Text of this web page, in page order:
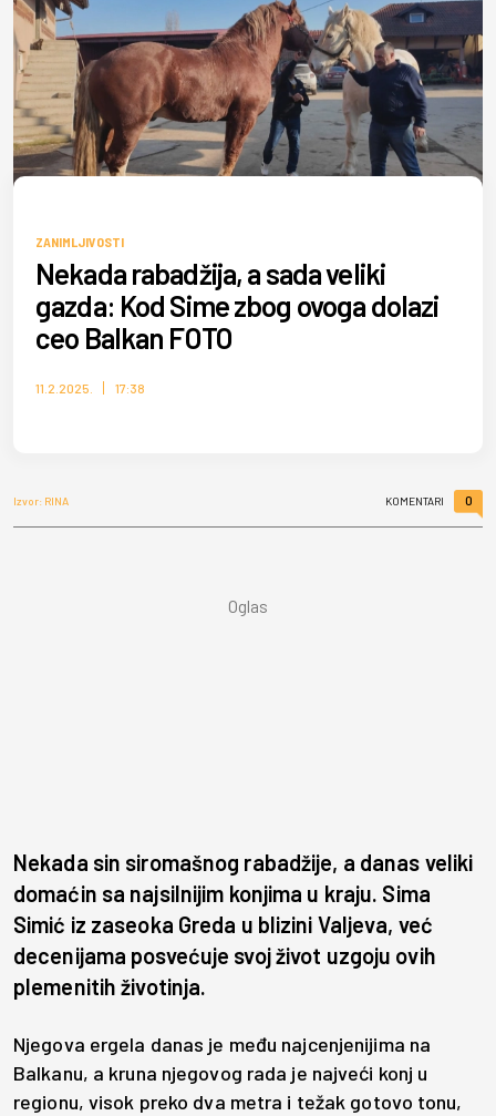
ZANIMLJIVOSTI
Nekada rabadžija, a sada veliki
gazda: Kod Sime zbog ovoga dolazi
ceo Balkan FOTO
11.2.2025. 17:38
Izvor: RINA KOMENTARI 0
Nekada sin siromašnog rabadžije, a danas veliki
domaćin sa najsilnijim konjima u kraju. Sima
Simić iz zaseoka Greda u blizini Valjeva, već
decenijama posvećuje svoj život uzgoju ovih
plemenitih životinja.
Njegova ergela danas je među najcenjenijima na
Balkanu, a kruna njegovog rada je najveći konj u
regionu, visok preko dva metra i težak gotovo tonu,